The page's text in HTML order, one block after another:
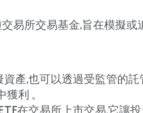
易所交易基金,旨在模擬
產,也可以透過受監管的託
利 。